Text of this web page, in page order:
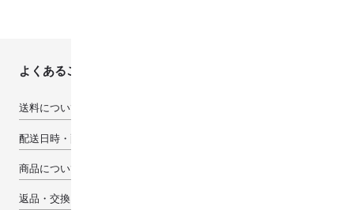
よくあるご質問
送料について
配送日時・配送先について
商品について
返品・交換・キャンセルについて